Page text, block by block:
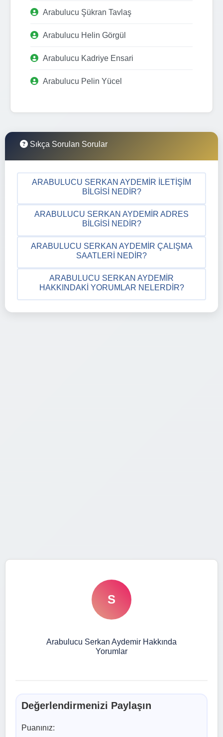
Arabulucu Şükran Tavlaş
Arabulucu Helin Görgül
Arabulucu Kadriye Ensari
Arabulucu Pelin Yücel
Sıkça Sorulan Sorular
ARABULUCU SERKAN AYDEMIR İLETIŞIM
BILGISI NEDIR?
ARABULUCU SERKAN AYDEMIR ADRES
BILGISI NEDIR?
ARABULUCU SERKAN AYDEMIR ÇALIŞMA
SAATLERI NEDIR?
ARABULUCU SERKAN AYDEMIR
HAKKINDAKI YORUMLAR NELERDIR?
S
Arabulucu Serkan Aydemir Hakkında
Yorumlar
Değerlendirmenizi Paylaşın
Puanınız: